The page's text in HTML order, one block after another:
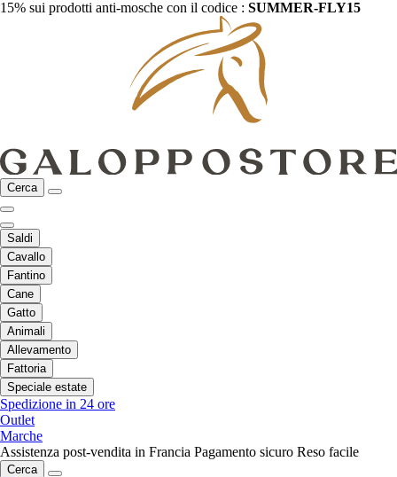
15% sui prodotti anti-mosche con il codice : SUMMER-FLY15
Cerca
Saldi
Cavallo
Fantino
Cane
Gatto
Animali
Allevamento
Fattoria
Speciale estate
Spedizione in 24 ore
Outlet
Marche
Assistenza post-vendita in Francia Pagamento sicuro Reso facile
Cerca